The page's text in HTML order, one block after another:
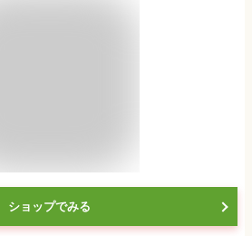
ショップでみる